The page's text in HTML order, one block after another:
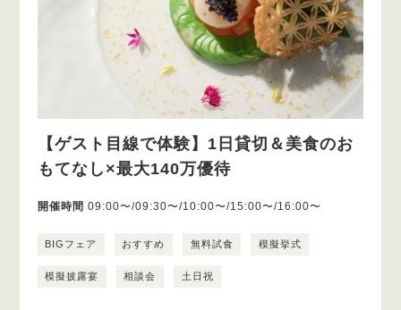
【ゲスト目線で体験】1日貸切＆美食のお
もてなし×最大140万優待
開催時間 09:00〜/09:30〜/10:00〜/15:00〜/16:00〜
BIGフェア おすすめ 無料試食 模擬挙式
模擬披露宴 相談会 土日祝